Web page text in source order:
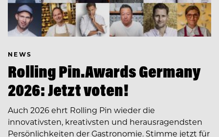
NEWS
Rolling Pin.Awards Germany
2026: Jetzt voten!
Auch 2026 ehrt Rolling Pin wieder die
innovativsten, kreativsten und herausragendsten
Persönlichkeiten der Gastronomie. Stimme jetzt für